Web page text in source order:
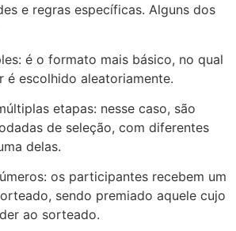
e regras específicas. Alguns dos
é o formato mais básico, no qual
é escolhido aleatoriamente.
etapas: nesse caso, são
de seleção, com diferentes
delas.
os participantes recebem um
sendo premiado aquele cujo
ao sorteado.